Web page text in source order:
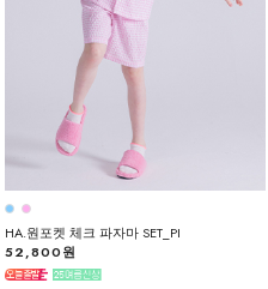
HA.원포켓 체크 파자마 SET_PI
52,800원